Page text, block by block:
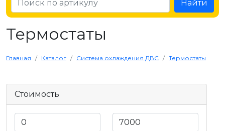
Найти
Термостаты
Главная Каталог Система охлаждения ДВС Термостаты
Стоимость